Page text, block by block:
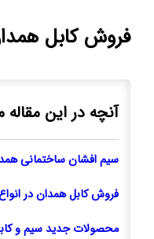
فروش کابل
آنچه در این
سیم افشان ساختمانی
فروش کابل همدان در
محصولات جدید سیم و